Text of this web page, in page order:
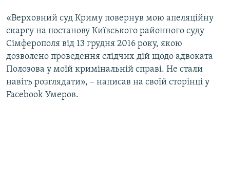
ВІДЕОУРОКИ «ELIFBE»
СВІДЧЕННЯ ОКУПАЦІЇ
УКРАЇНСЬКА ПРОБЛЕМА КРИМУ
ІНФОГРАФІКА
Русский
Qırımtatar
ДОЛУЧАЙСЯ!
«Верховний суд Криму повернув мою апеляційну
скаргу на постанову Київського районного суду
Сімферополя від 13 грудня 2016 року, якою
дозволено проведення слідчих дій щодо адвоката
Полозова у моїй кримінальній справі. Не стали
навіть розглядати», – написав на своїй сторінці у
Facebook Умеров.